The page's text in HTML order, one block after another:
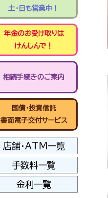
土・日も営業中！
年金のお受け取りは
けんしんで！
相続手続きのご案内
国債・投資信託
書面電子交付サービス
店舗・ATM一覧
手数料一覧
金利一覧